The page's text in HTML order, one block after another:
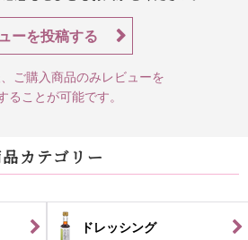
ーを投稿する
ご購入商品のみレビューを
ることが可能です。
カテゴリー
ドレッシング